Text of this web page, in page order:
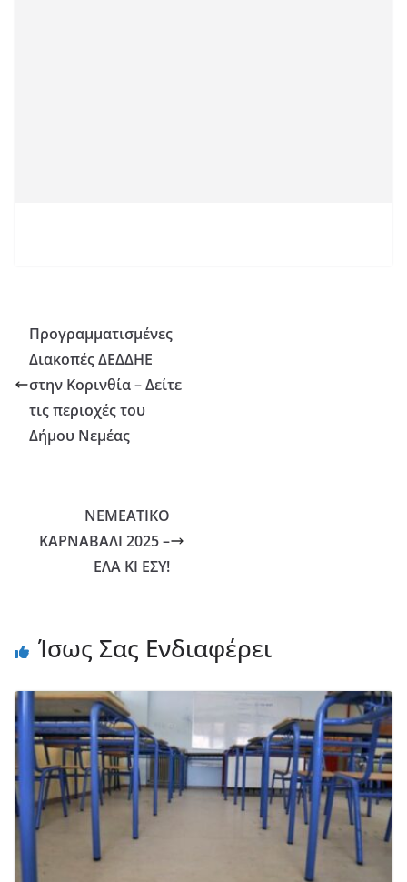
Προγραμματισμένες
Διακοπές ΔΕΔΔΗΕ
στην Κορινθία – Δείτε
τις περιοχές του
Δήμου Νεμέας
ΝΕΜΕΑΤΙΚΟ
ΚΑΡΝΑΒΑΛΙ 2025 –
ΕΛΑ ΚΙ ΕΣΥ!
Ίσως Σας Ενδιαφέρει